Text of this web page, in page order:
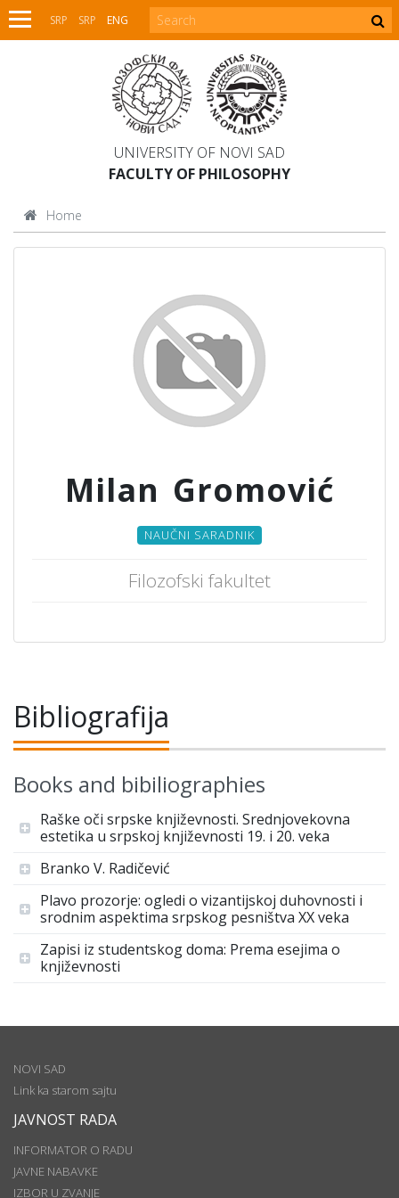
SRP SRP ENG
UNIVERSITY OF NOVI SAD
FACULTY OF PHILOSOPHY
Home
Milan Gromović
NAUČNI SARADNIK
Filozofski fakultet
Bibliografija
Books and bibiliographies
Raške oči srpske književnosti. Srednjovekovna
estetika u srpskoj književnosti 19. i 20. veka
Branko V. Radičević
Plavo prozorje: ogledi o vizantijskoj duhovnosti i
srodnim aspektima srpskog pesništva XX veka
Zapisi iz studentskog doma: Prema esejima o
književnosti
NOVI SAD
Link ka starom sajtu
JAVNOST RADA
INFORMATOR O RADU
JAVNE NABAVKE
IZBOR U ZVANJE